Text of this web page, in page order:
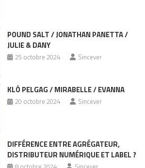
POUND SALT / JONATHAN PANETTA /
JULIE & DANY
25 octobre 2024 Sincever
KLÔ PELGAG / MIRABELLE / EVANNA
20 octobre 2024 Sincever
DIFFÉRENCE ENTRE AGRÉGATEUR,
DISTRIBUTEUR NUMÉRIQUE ET LABEL ?